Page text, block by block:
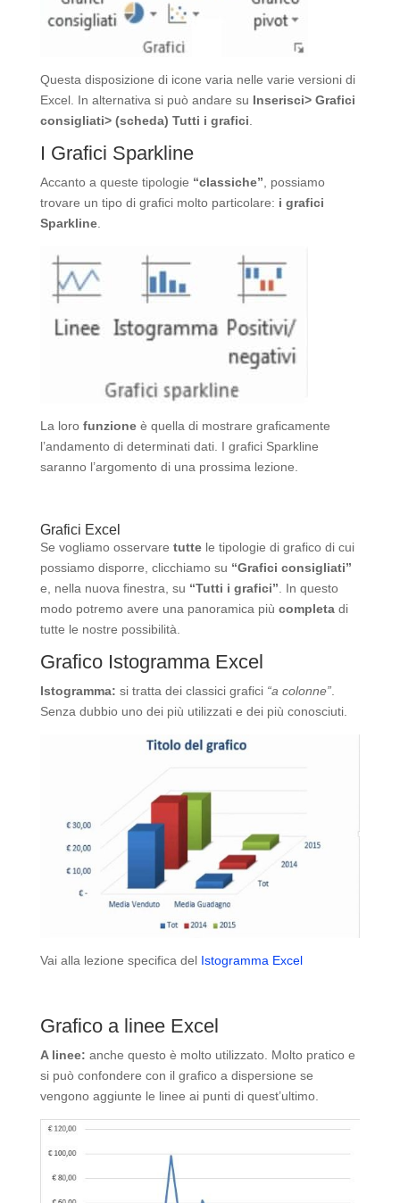
Questa disposizione di icone varia nelle varie versioni di
Excel. In alternativa si può andare su Inserisci> Grafici
consigliati> (scheda) Tutti i grafici
I Grafici Sparkline
Accanto a queste tipologie “classiche” , possiamo
trovare un tipo di grafici molto particolare: i grafici
Sparkline.
La loro funzioneè quella di mostrare graficamente
l’andamento di determinati dati. I grafici Sparkline
saranno l’argomento di una prossima lezione.
Grafici Excel
Se vogliamo osservare tutte le tipologie di grafico di cui
possiamo disporre, clicchiamo su “Grafici consigliati”
e, nella nuova finestra, su “Tutti i grafici” . In questo
modo potremo avere una panoramica più completa di
tutte le nostre possibilità.
Grafico Istogramma Excel
Istogramma: si tratta dei classici grafici “a colonne”.
Senza dubbio uno dei più utilizzati e dei più conosciuti.
Vai alla lezione specifica del Istogramma Excel
Grafico a linee Excel
A linee: anche questo è molto utilizzato. Molto pratico e
si può confondere con il grafico a dispersione se
vengono aggiunte le linee ai punti di quest’ultimo.